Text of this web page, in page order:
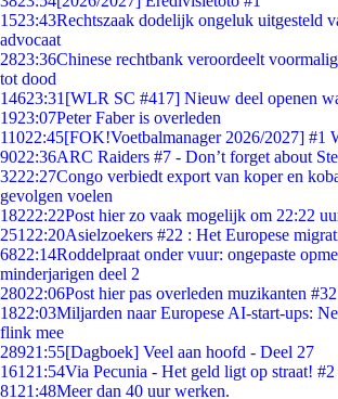
1523:43Rechtszaak dodelijk ongeluk uitgesteld
advocaat
2823:36Chinese rechtbank veroordeelt
tot dood
14623:31 [WLR SC #417] Nieuw deel openen
1923:07Peter Faber is overleden
11022:45[FOK!Voetbalmanager 2026/2027] #1
9022:36ARC Raiders #7 - Don’t forget about
3222:27Congo verbiedt export van koper en
gevolgen voelen
18222:22Post hier zo vaak mogelijk om 22:22
251 22:20Asielzoekers #22 : Het Europese
6822:14Roddelpraat onder vuur: ongepaste
minderjarigen deel 2
28022:06Post hier pas overleden muzikanten #32
1822:03Miljarden naar Europese AI-start-ups:
flink mee
28921:55[Dagboek] Veel aan hoofd - Deel 27
161 21:54Via Pecunia - Het geld ligt op straat! #2
81 21:48Meer dan 40 uur werken.